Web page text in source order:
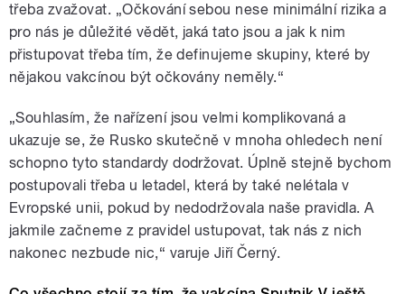
třeba zvažovat. „Očkování sebou nese minimální rizika a
pro nás je důležité vědět, jaká tato jsou a jak k nim
přistupovat třeba tím, že definujeme skupiny, které by
nějakou vakcínou být očkovány neměly.“
„Souhlasím, že nařízení jsou velmi komplikovaná a
ukazuje se, že Rusko skutečně v mnoha ohledech není
schopno tyto standardy dodržovat. Úplně stejně bychom
postupovali třeba u letadel, která by také nelétala v
Evropské unii, pokud by nedodržovala naše pravidla. A
jakmile začneme z pravidel ustupovat, tak nás z nich
nakonec nezbude nic,“ varuje Jiří Černý.